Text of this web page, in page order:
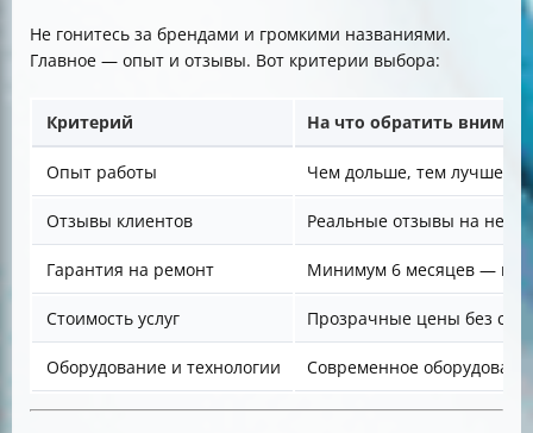
Не гонитесь за брендами и громкими названиями.
Главное — опыт и отзывы. Вот критерии выбора:
Критерий На что обратить
Опыт работы Чем дольше, тем лучше
Отзывы клиентов Реальные отзывы на
Гарантия на ремонт Минимум 6 месяцев —
Стоимость услуг Прозрачные цены без
Оборудование и технологии Современное